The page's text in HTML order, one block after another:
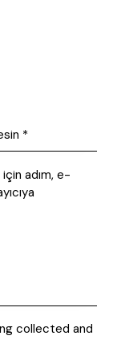
için adım, e-
collected and